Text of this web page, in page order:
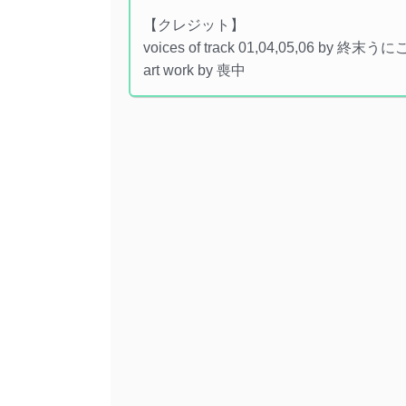
【クレジット】
voices of track 01,04,05,06 by 終末うに
art work by 喪中